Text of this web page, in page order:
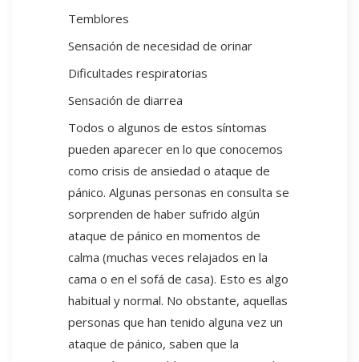
Temblores
Sensación de necesidad de orinar
Dificultades respiratorias
Sensación de diarrea
Todos o algunos de estos síntomas
pueden aparecer en lo que conocemos
como crisis de ansiedad o ataque de
pánico. Algunas personas en consulta se
sorprenden de haber sufrido algún
ataque de pánico en momentos de
calma (muchas veces relajados en la
cama o en el sofá de casa). Esto es algo
habitual y normal. No obstante, aquellas
personas que han tenido alguna vez un
ataque de pánico, saben que la